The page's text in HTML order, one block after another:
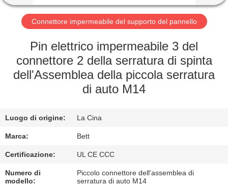
GIRO
DELLA
FABBRICA
CONTROLLO
MAPPA
DEL
SITO
Connettore impermeabile del supporto del pannello
Pin elettrico impermeabile 3 del
connettore 2 della serratura di spinta
dell'Assemblea della piccola serratura
di auto M14
Luogo di origine: La Cina
Marca: Bett
Certificazione: UL CE CCC
Numero di
modello:
Piccolo connettore dell'assemblea di
serratura di auto M14